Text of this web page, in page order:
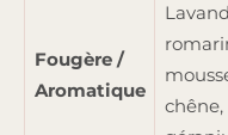
Fougère /
Aromatique
chêne,